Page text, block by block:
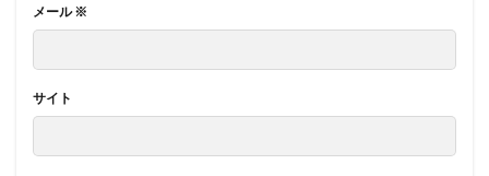
メール※
サイト